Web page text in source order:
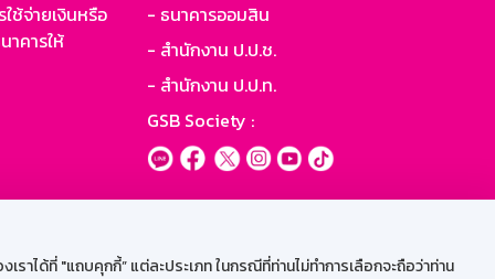
ได้ที่ "แถบคุกกี้” แต่ละประเภท ในกรณีที่ท่านไม่ทำการเลือกจะถือว่าท่าน
ช้จ่ายเงินหรือ
คารให้
- ธนาคารออมสิน
- สำนักงาน ป.ป.ช.
- สำนักงาน ป.ป.ท.
GSB Society :